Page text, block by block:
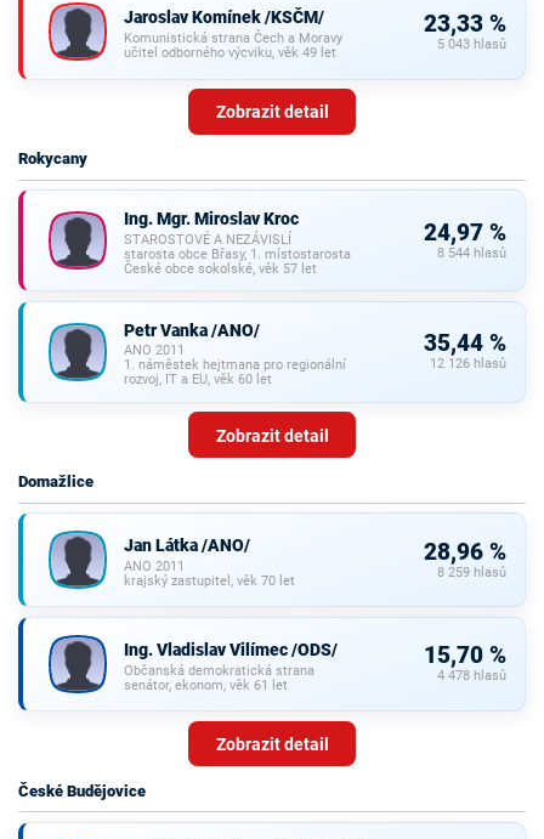
Jaroslav Komínek /KSČM/
Komunistická strana Čech a Moravy
učitel odborného výcviku, věk 49 let
23,33 %
5 043 hlasů
Zobrazit detail
Rokycany
Ing. Mgr. Miroslav Kroc
STAROSTOVÉ A NEZÁVISLÍ
starosta obce Břasy, 1. místostarosta
České obce sokolské, věk 57 let
24,97 %
8 544 hlasů
Petr Vanka /ANO/
ANO 2011
1. náměstek hejtmana pro regionální
rozvoj, IT a EU, věk 60 let
35,44 %
12 126 hlasů
Zobrazit detail
Domažlice
Jan Látka /ANO/
ANO 2011
krajský zastupitel, věk 70 let
28,96 %
8 259 hlasů
Ing. Vladislav Vilímec /ODS/
Občanská demokratická strana
senátor, ekonom, věk 61 let
15,70 %
4 478 hlasů
Zobrazit detail
České Budějovice